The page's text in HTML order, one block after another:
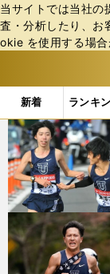
当サイトでは当社の
査・分析したり、お
okie を使⽤する場
新着 ランキ
b
ス
ポ
ル
テ
ィ
ー
バ
「#復路」